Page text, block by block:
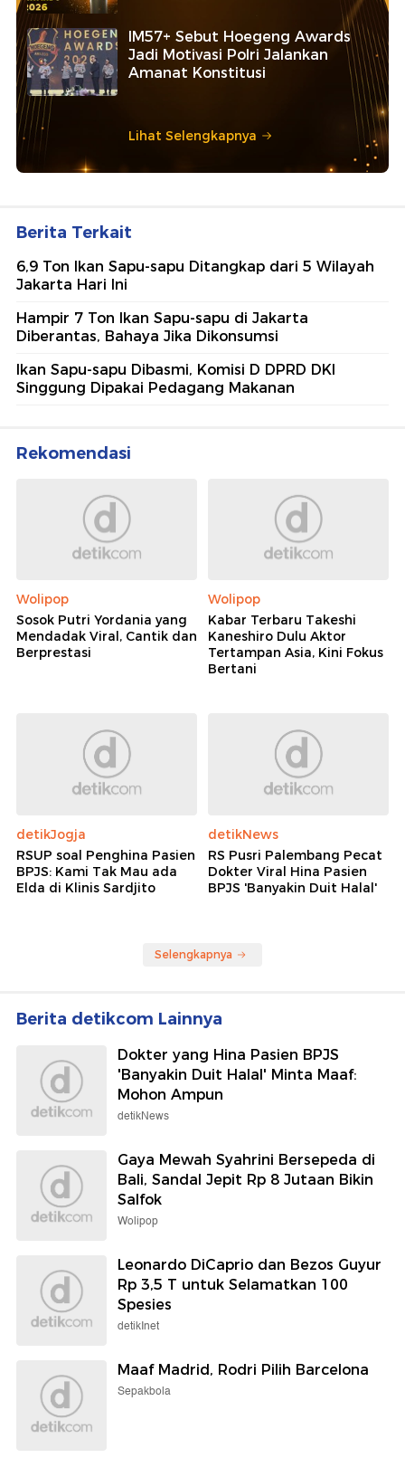
IM57+ Sebut Hoegeng Awards
Jadi Motivasi Polri Jalankan
Amanat Konstitusi
Lihat Selengkapnya
Berita Terkait
6,9 Ton Ikan Sapu-sapu Ditangkap dari 5 Wilayah
Jakarta Hari Ini
Hampir 7 Ton Ikan Sapu-sapu di Jakarta
Diberantas, Bahaya Jika Dikonsumsi
Ikan Sapu-sapu Dibasmi, Komisi D DPRD DKI
Singgung Dipakai Pedagang Makanan
Rekomendasi
Wolipop
Sosok Putri Yordania yang
Mendadak Viral, Cantik dan
Berprestasi
Wolipop
Kabar Terbaru Takeshi
Kaneshiro Dulu Aktor
Tertampan Asia, Kini Fokus
Bertani
detikJogja
RSUP soal Penghina Pasien
BPJS: Kami Tak Mau ada
Elda di Klinis Sardjito
detikNews
RS Pusri Palembang Pecat
Dokter Viral Hina Pasien
BPJS 'Banyakin Duit Halal'
Selengkapnya
Berita detikcom Lainnya
Dokter yang Hina Pasien BPJS
'Banyakin Duit Halal' Minta Maaf:
Mohon Ampun
detikNews
Gaya Mewah Syahrini Bersepeda di
Bali, Sandal Jepit Rp 8 Jutaan Bikin
Salfok
Wolipop
Leonardo DiCaprio dan Bezos Guyur
Rp 3,5 T untuk Selamatkan 100
Spesies
detikInet
Maaf Madrid, Rodri Pilih Barcelona
Sepakbola